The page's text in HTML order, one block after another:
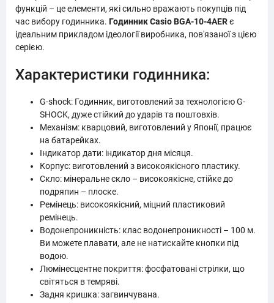
функцій – це елементи, які сильно вражають покупців під
час вибору годинника. Годинник Casio BGA-10-4AERє
ідеальним прикладом ідеології виробника, пов'язаної з цією
серією.
Характеристики годинника:
G-shock: Годинник, виготовлений за технологією G-
SHOCK, дуже стійкий до ударів та поштовхів.
Механізм: кварцовий, виготовлений у Японії, працює
на батарейках.
Індикатор дати: індикатор дня місяця.
Корпус: виготовлений з високоякісного пластику.
Скло: мінеральне скло – високоякісне, стійке до
подряпин – плоске.
Ремінець: високоякісний, міцний пластиковий
ремінець.
Водонепроникність: клас водонепроникності – 100 м.
Ви можете плавати, але не натискайте кнопки під
водою.
Люмінесцентне покриття: фосфатовані стрілки, що
світяться в темряві.
Задня кришка: загвинчувана.